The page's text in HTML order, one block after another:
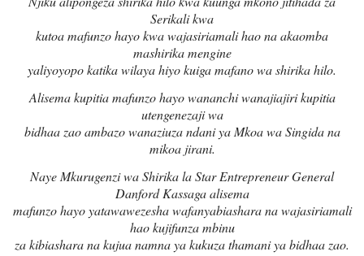
Serikali kwa
kutoa mafunzo hayo kwa wajasiriamali hao na akaomba
mashirika mengine
yaliyoyopo katika wilaya hiyo kuiga mafano wa shirika hilo.
Alisema kupitia mafunzo hayo wananchi wanajiajiri kupitia
utengenezaji wa
bidhaa zao ambazo wanaziuza ndani ya Mkoa wa Singida na
mikoa jirani.
Naye Mkurugenzi wa Shirika la Star Entrepreneur General
Danford Kassaga alisema
mafunzo hayo yatawawezesha wafanyabiashara na wajasiriamali
hao kujifunza mbinu
za kibiashara na kujua namna ya kukuza thamani ya bidhaa zao.